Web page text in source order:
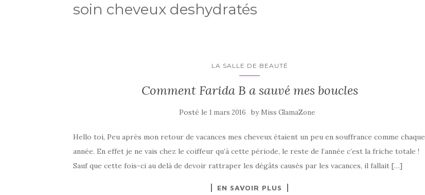
soin cheveux deshydratés
LA SALLE DE BEAUTÉ
Comment Farida B a sauvé mes boucles
Posté le1 mars 2016 by Miss GlamaZone
Hello toi, Peu après mon retour de vacances mes cheveux étaient un peu en souffrance comme chaque
année. En effet je ne vais chez le coiffeur qu’à cette période, le reste de l’année c’est la friche totale !
Sauf que cette fois-ci au delà de devoir rattraper les dégâts causés par les vacances, il fallait […]
EN SAVOIR PLUS